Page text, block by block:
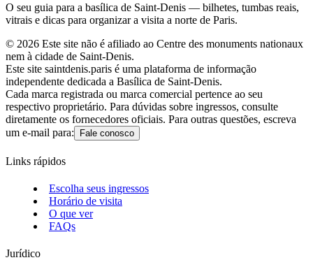
O seu guia para a basílica de Saint‑Denis — bilhetes, tumbas reais,
vitrais e dicas para organizar a visita a norte de Paris.
© 2026 Este site não é afiliado ao Centre des monuments nationaux
nem à cidade de Saint‑Denis.
Este site saintdenis.paris é uma plataforma de informação
independente dedicada a Basílica de Saint‑Denis.
Cada marca registrada ou marca comercial pertence ao seu
respectivo proprietário. Para dúvidas sobre ingressos, consulte
diretamente os fornecedores oficiais. Para outras questões, escreva
um e-mail para:
Fale conosco
Links rápidos
Escolha seus ingressos
Horário de visita
O que ver
FAQs
Jurídico